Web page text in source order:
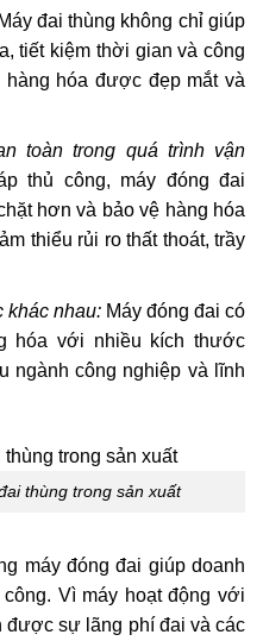
Máy đai thùng không chỉ giúp
tiết kiệm thời gian và công
hóa được đẹp mắt và
toàn trong quá trình vận
thủ công, máy đóng đai
hơn và bảo vệ hàng hóa
thiểu rủi ro thất thoát, trầy
khác nhau: Máy đóng đai có
hóa với nhiều kích thước
ngành công nghiệp và lĩnh
thùng trong sản xuất
máy đóng đai giúp doanh
Vì máy hoạt động với
được sự lãng phí đai và các